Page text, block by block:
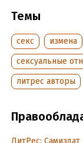
Темы
секс измена
сексуальные
литрес авторы
ЛитРес: Самиздат